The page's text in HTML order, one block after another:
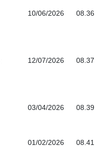
10/06/2026 08.36
12/07/2026 08.37
03/04/2026 08.39
01/02/2026 08.41